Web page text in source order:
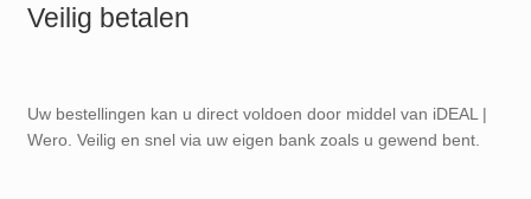
Veilig betalen
Uw bestellingen kan u direct voldoen door middel van iDEAL |
Wero. Veilig en snel via uw eigen bank zoals u gewend bent.